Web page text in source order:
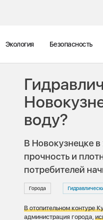
Экология Безопасность
воду?
В Новокузнецке
прочность и
потребителей
Города
В отопительном контуре
администрация города,